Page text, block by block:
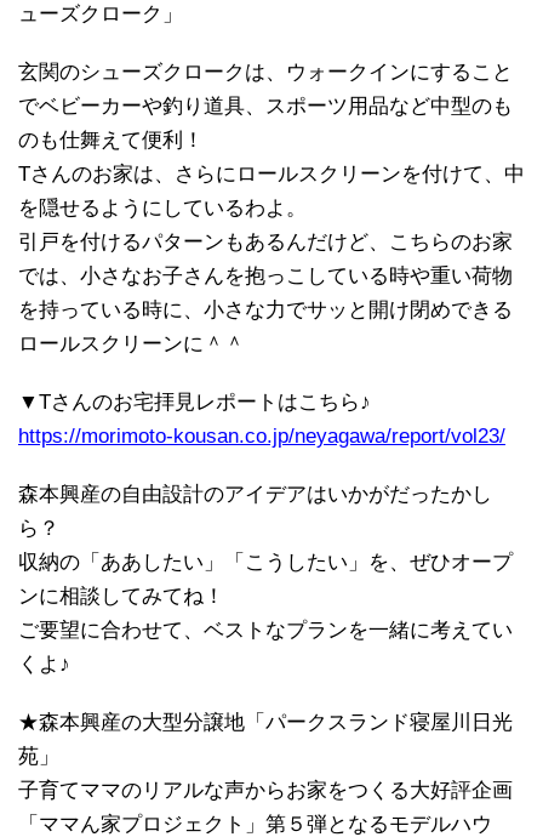
ューズクローク」
玄関のシューズクロークは、ウォークインにすること
でベビーカーや釣り道具、スポーツ用品など中型のも
のも仕舞えて便利！
Tさんのお家は、さらにロールスクリーンを付けて、中
を隠せるようにしているわよ。
引戸を付けるパターンもあるんだけど、こちらのお家
では、小さなお子さんを抱っこしている時や重い荷物
を持っている時に、小さな力でサッと開け閉めできる
ロールスクリーンに＾＾
▼Tさんのお宅拝見レポートはこちら♪
https://morimoto-kousan.co.jp/neyagawa/report/vol23/
森本興産の自由設計のアイデアはいかがだったかし
ら？
収納の「ああしたい」「こうしたい」を、ぜひオープ
ンに相談してみてね！
ご要望に合わせて、ベストなプランを一緒に考えてい
くよ♪
★森本興産の大型分譲地「パークスランド寝屋川日光
苑」
子育てママのリアルな声からお家をつくる大好評企画
「ママん家プロジェクト」第５弾となるモデルハウ